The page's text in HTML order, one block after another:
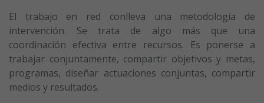
El trabajo en red conlleva una metodología de
intervención. Se trata de algo más que una
coordinación efectiva entre recursos. Es ponerse a
trabajar conjuntamente, compartir objetivos y metas,
programas, diseñar actuaciones conjuntas, compartir
medios y resultados.